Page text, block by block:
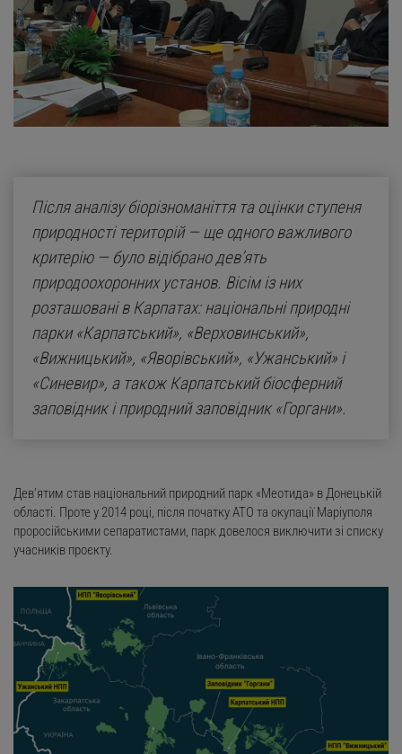
Після аналізу біорізноманіття та оцінки ступеня
природності територій — ще одного важливого
критерію — було відібрано дев’ять
природоохоронних установ. Вісім із них
розташовані в Карпатах: національні природні
парки «Карпатський», «Верховинський»,
«Вижницький», «Яворівський», «Ужанський» і
«Синевир», а також Карпатський біосферний
заповідник і природний заповідник «Горгани».
Дев’ятим став національний природний парк «Меотида» в Донецькій
області. Проте у 2014 році, після початку АТО та окупації Маріуполя
проросійськими сепаратистами, парк довелося виключити зі списку
учасників проєкту.